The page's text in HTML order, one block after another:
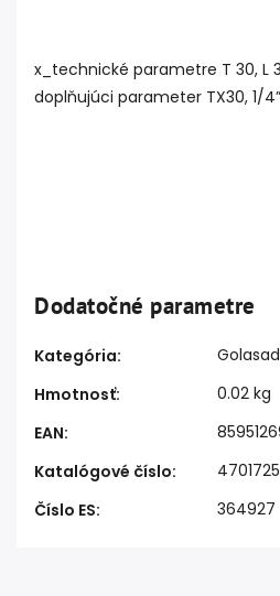
x_technické parametre T 30, L
doplňujúci parameter TX30, 1/4”
Dodatočné parametre
Kategória:
Hmotnosť:
0.02 kg
EAN:
Katalógové číslo:
4701725
Číslo ES: 364927